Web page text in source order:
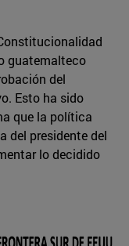
guatemalteco
del
Esto ha sido
que la política
del presidente del
lo decidido